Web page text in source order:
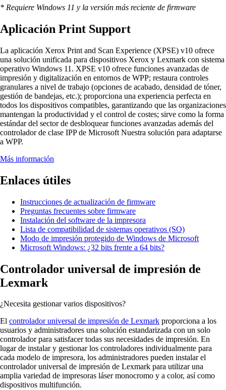
* Requiere Windows 11 y la versión más reciente de firmware
Aplicación Print Support
La aplicación Xerox Print and Scan Experience (XPSE) v10 ofrece
una solución unificada para dispositivos Xerox y Lexmark con sistema
operativo Windows 11. XPSE v10 ofrece funciones avanzadas de
impresión y digitalización en entornos de WPP; restaura controles
granulares a nivel de trabajo (opciones de acabado, densidad de tóner,
gestión de bandejas, etc.); proporciona una experiencia perfecta en
todos los dispositivos compatibles, garantizando que las organizaciones
mantengan la productividad y el control de costes; sirve como la forma
estándar del sector de desbloquear funciones avanzadas además del
controlador de clase IPP de Microsoft Nuestra solución para adaptarse
a WPP.
Más información
Enlaces útiles
Instrucciones de actualización de firmware
Preguntas frecuentes sobre firmware
Instalación del software de la impresora
Lista de compatibilidad de sistemas operativos (SO)
Modo de impresión protegido de Windows de Microsoft
Microsoft Windows: ¿32 bits frente a 64 bits?
Controlador universal de impresión de
Lexmark
¿Necesita gestionar varios dispositivos?
El controlador universal de impresión de Lexmark proporciona a los
usuarios y administradores una solución estandarizada con un solo
controlador para satisfacer todas sus necesidades de impresión. En
lugar de instalar y gestionar los controladores individualmente para
cada modelo de impresora, los administradores pueden instalar el
controlador universal de impresión de Lexmark para utilizar una
amplia variedad de impresoras láser monocromo y a color, así como
dispositivos multifunción.